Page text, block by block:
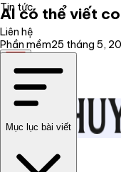
Tin tức
Liên hệ
Trang chủ
AI có thể viết
Phần mềm25 tháng 5,
Mục lục bài viết